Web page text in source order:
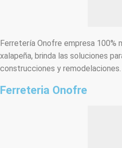
Ferretería Onofre empresa 100%
xalapeña, brinda las soluciones
construcciones y remodelaciones.
Ferreteria Onofre